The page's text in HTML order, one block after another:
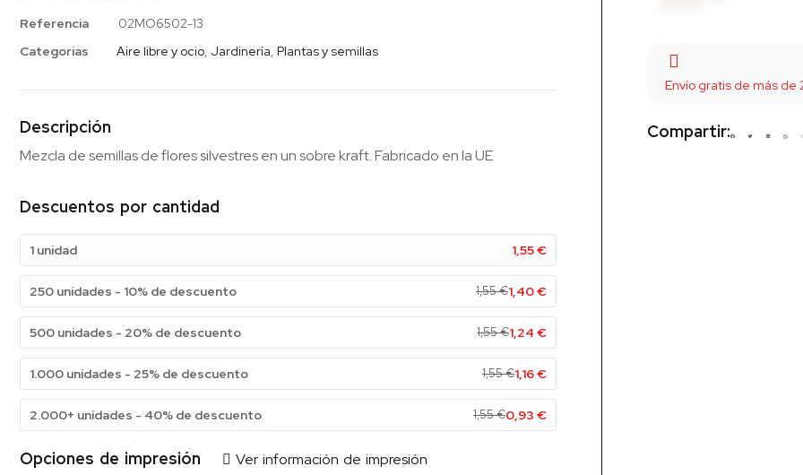
Referencia
02MO6502-13
Categorias
Aire libre y ocio Jardinería Plantas y semillas
Descripción
Mezcla de semillas de flores silvestres en un sobre kraft. Fabricado en la UE
Descuentos por cantidad
1 unidad 1,55€
250 unidades - 10% de descuento 1,55€1,40€
500 unidades - 20% de descuento 1,55€1,24 €
1.000 unidades - 25% de descuento 1,55€1,16€
2.000+ unidades - 40% de descuento 1,55€0,93 €
Opciones de impresión Ver información de impresión
Envío gratis de más de
Compartir: